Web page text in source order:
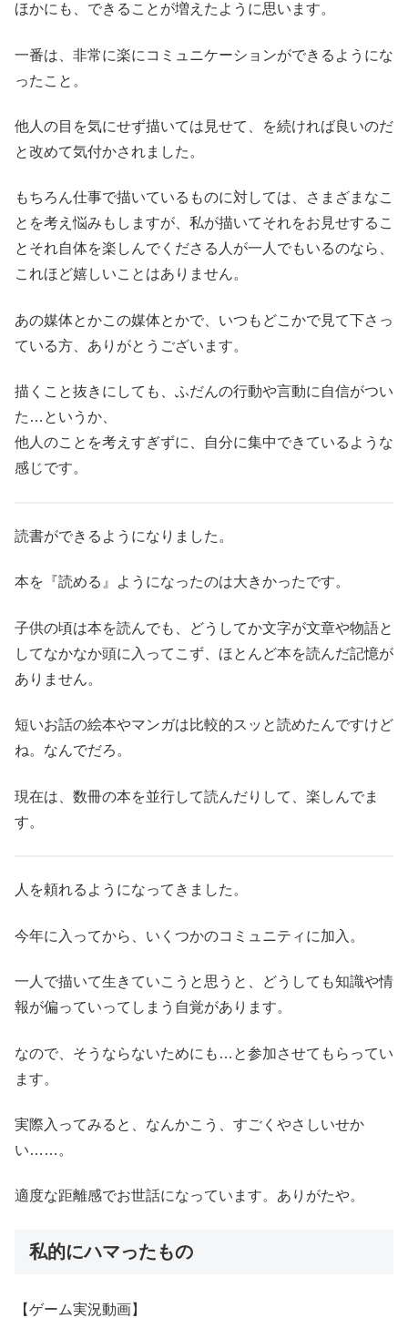
ほかにも、できることが増えたように思います。
一番は、非常に楽にコミュニケーションができるようにな
ったこと。
他人の目を気にせず描いては見せて、を続ければ良いのだ
と改めて気付かされました。
もちろん仕事で描いているものに対しては、さまざまなこ
とを考え悩みもしますが、私が描いてそれをお見せするこ
とそれ自体を楽しんでくださる人が一人でもいるのなら、
これほど嬉しいことはありません。
あの媒体とかこの媒体とかで、いつもどこかで見て下さっ
ている方、ありがとうございます。
描くこと抜きにしても、ふだんの行動や言動に自信がつい
た…というか、
他人のことを考えすぎずに、自分に集中できているような
感じです。
読書ができるようになりました。
本を『読める』ようになったのは大きかったです。
子供の頃は本を読んでも、どうしてか文字が文章や物語と
してなかなか頭に入ってこず、ほとんど本を読んだ記憶が
ありません。
短いお話の絵本やマンガは比較的スッと読めたんですけど
ね。なんでだろ。
現在は、数冊の本を並行して読んだりして、楽しんでま
す。
人を頼れるようになってきました。
今年に入ってから、いくつかのコミュニティに加入。
一人で描いて生きていこうと思うと、どうしても知識や情
報が偏っていってしまう自覚があります。
なので、そうならないためにも…と参加させてもらってい
ます。
実際入ってみると、なんかこう、すごくやさしいせか
い……。
適度な距離感でお世話になっています。ありがたや。
私的にハマったもの
【ゲーム実況動画】